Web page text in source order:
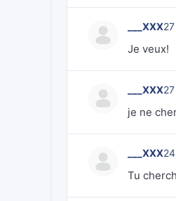
___XXX
Je veux!
___XXX
je ne
___XXX
Tu